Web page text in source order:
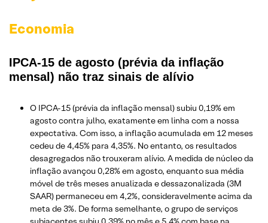
Economia
IPCA-15 de agosto (prévia da inflação
mensal) não traz sinais de alívio
O IPCA-15 (prévia da inflação mensal) subiu 0,19% em
agosto contra julho, exatamente em linha com a nossa
expectativa. Com isso, a inflação acumulada em 12 meses
cedeu de 4,45% para 4,35%. No entanto, os resultados
desagregados não trouxeram alívio. A medida de núcleo da
inflação avançou 0,28% em agosto, enquanto sua média
móvel de três meses anualizada e dessazonalizada (3M
SAAR) permaneceu em 4,2%, consideravelmente acima da
meta de 3%. De forma semelhante, o grupo de serviços